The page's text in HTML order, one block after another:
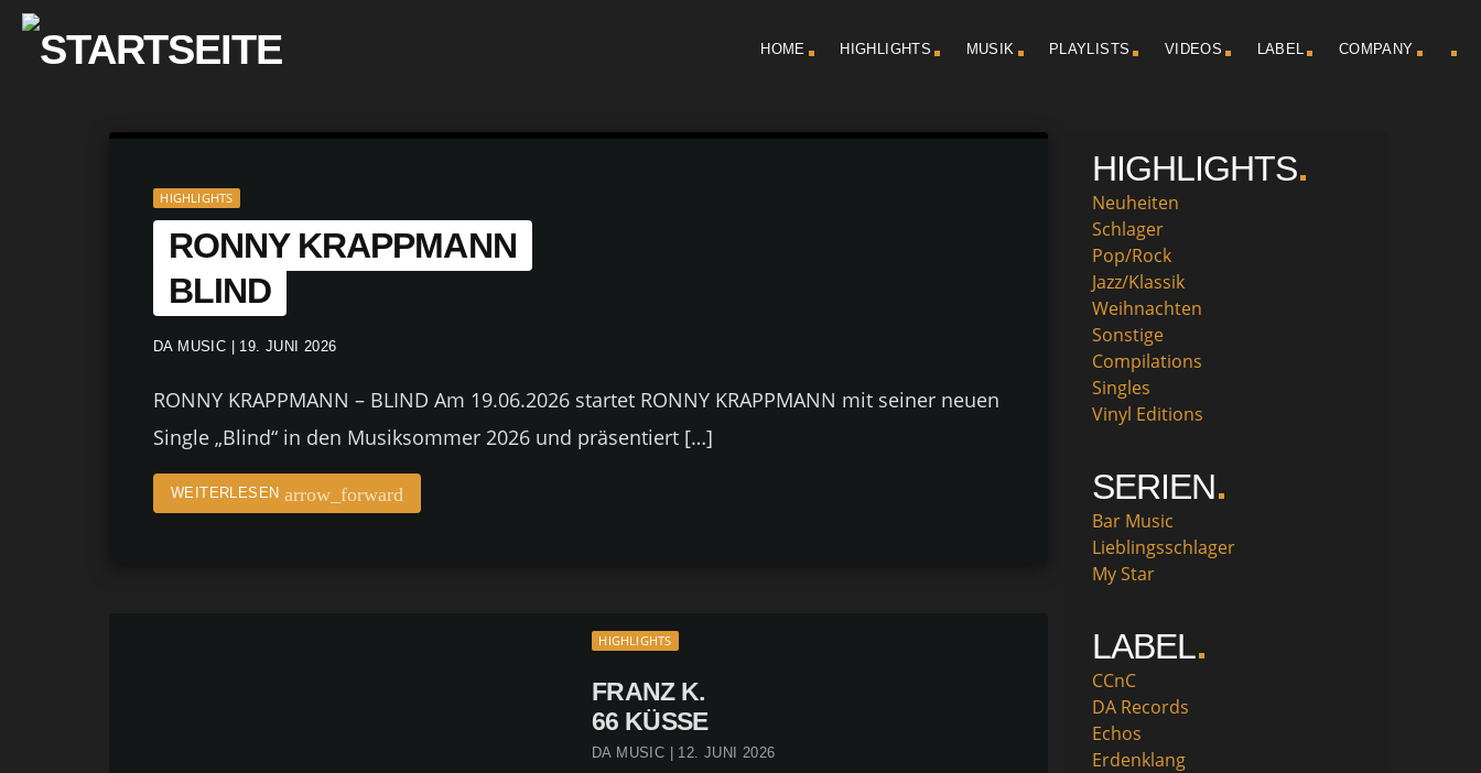
HOME HIGHLIGHTS MUSIK PLAYLISTS VIDEOS LABEL COMPANY
HIGHLIGHTS
RONNY KRAPPMANN
BLIND
DA MUSIC | 19. JUNI 2026
RONNY KRAPPMANN – BLIND Am 19.06.2026 startet RONNY KRAPPMANN mit seiner neuen
Single „Blind“ in den Musiksommer 2026 und präsentiert […]
WEITERLESEN arrow_forward
HIGHLIGHTS
FRANZ K.
66 KÜSSE
DA MUSIC | 12. JUNI 2026
HIGHLIGHTS
Neuheiten
Schlager
Pop/Rock
Jazz/Klassik
Weihnachten
Sonstige
Compilations
Singles
Vinyl Editions
SERIEN
Bar Music
Lieblingsschlager
My Star
LABEL
CCnC
DA Records
Echos
Erdenklang